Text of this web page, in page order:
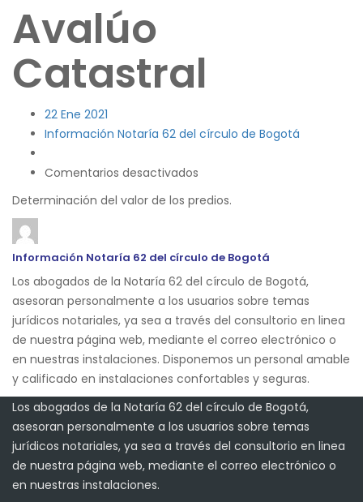
Avalúo
Catastral
22 Ene 2021
Información Notaría 62 del círculo de Bogotá
Comentarios desactivados
Avalúo
Determinación del valor de los predios.
Información Notaría 62 del círculo de Bogotá
Los abogados de la Notaría 62 del círculo de Bogotá,
asesoran personalmente a los usuarios sobre temas
jurídicos notariales, ya sea a través del consultorio en linea
de nuestra página web, mediante el correo electrónico o
en nuestras instalaciones. Disponemos un personal amable
y calificado en instalaciones confortables y seguras.
Los abogados de la Notaría 62 del círculo de Bogotá,
asesoran personalmente a los usuarios sobre temas
jurídicos notariales, ya sea a través del consultorio en linea
de nuestra página web, mediante el correo electrónico o
en nuestras instalaciones.